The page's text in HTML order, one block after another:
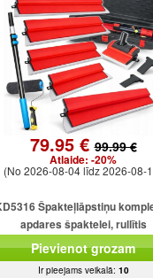
79.95 €99.99 €
Atlaide: -20%
(No 2026-08-04 līdz 2026-08-
Špakteļlāpstiņu
apdares špaktelei, rullītis
25/40/60/80/100 cm.
Pievienot grozam
Ir pieejams veikalā: 10